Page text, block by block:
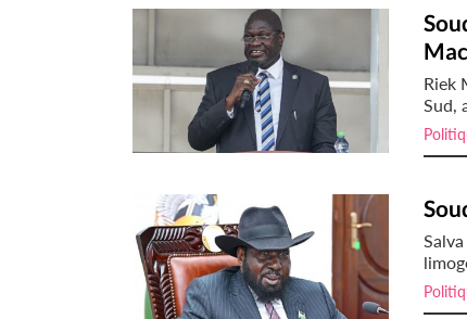
Riek
Sud,